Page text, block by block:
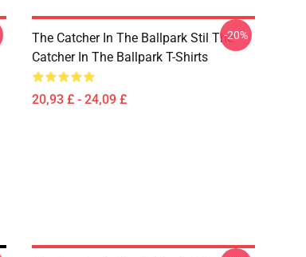
The Catcher In The Ballpark Stil The
Catcher In The Ballpark T-Shirts
20,93 £ - 24,09 £
-20%